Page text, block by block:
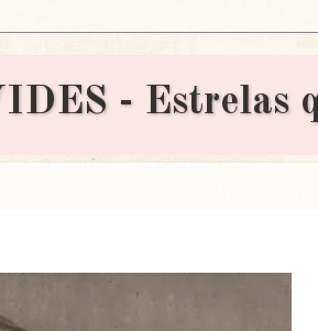
- Estrelas